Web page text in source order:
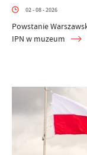
02 - 08 - 2026
Powstanie
IPN w muzeum